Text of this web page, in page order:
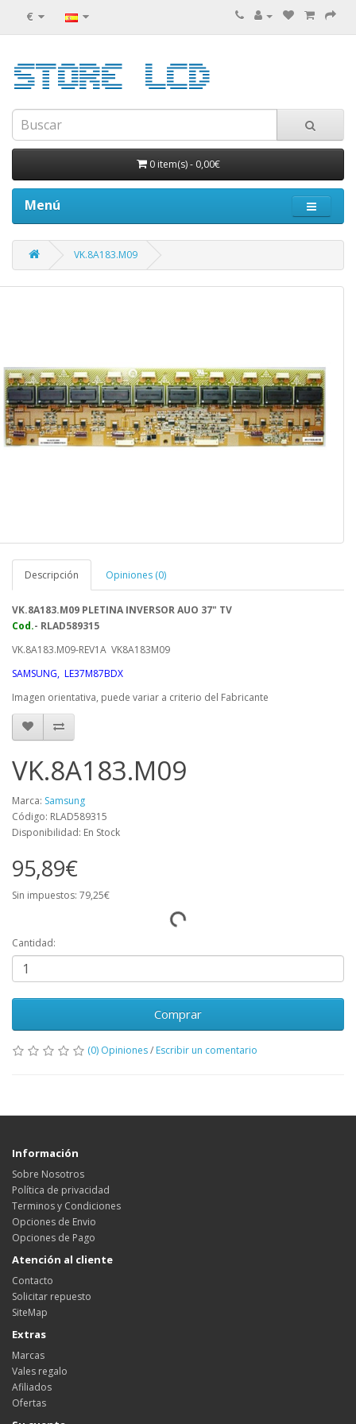
€
0 item(s)- 0,00€
Menú
VK.8A183.M09
Descripción Opiniones (0)
VK.8A183.M09 PLETINA INVERSOR AUO 37" TV
Cod.- RLAD589315
VK.8A183.M09-REV1A VK8A183M09
SAMSUNG, LE37M87BDX
Imagen orientativa, puede variar a criterio del Fabricante
VK.8A183.M09
Marca: Samsung
Código: RLAD589315
Disponibilidad: En Stock
95,89€
Sin impuestos: 79,25€
Cantidad:
Comprar
(0) Opiniones/ Escribir un comentario
Información
Sobre Nosotros
Política de privacidad
Terminos y Condiciones
Opciones de Envio
Opciones de Pago
Atención al cliente
Contacto
Solicitar repuesto
SiteMap
Extras
Marcas
Vales regalo
Afiliados
Ofertas